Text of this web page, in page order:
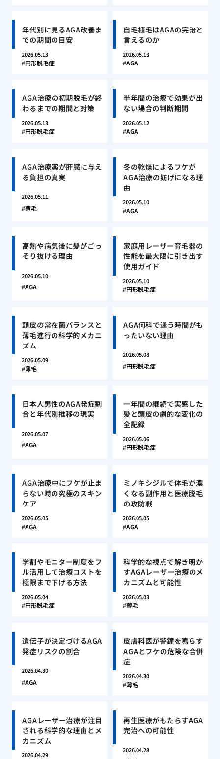
年代別に見るAGA改善ま
での期間の目安
2026.05.13
円形脱毛症
自毛植毛はAGAの完治と
言えるのか
2026.05.13
AGA
AGA治療の初期脱毛が終
わるまでの期間と対策
2026.05.13
円形脱毛症
半年間の治療で効果が出
ない場合の判断期間
2026.05.12
AGA
AGA治療薬が肝臓に与え
る負担の真実
2026.05.11
薄毛
冬の乾燥によるフケが
AGA治療の妨げになる理
由
2026.05.10
AGA
高熱や病気後に髪がごっ
そり抜ける理由
2026.05.10
AGA
家庭用レーザー育毛器の
性能を最大限に引き出す
使用ガイド
2026.05.10
円形脱毛症
頭皮の常在菌バランスと
薄毛進行の科学的メカニ
ズム
2026.05.09
薄毛
AGA何科で迷う時間がも
ったいない理由
2026.05.08
円形脱毛症
日本人男性のAGA発症割
合と年代別推移の現実
2026.05.07
AGA
一年間の継続で実感した
髪と頭皮の劇的な変化の
全記録
2026.05.06
円形脱毛症
AGA治療中にフケが止ま
らない時の究極のスキン
ケア
2026.05.05
AGA
ミノキシジルで体毛が濃
くなる副作用と医療脱毛
の攻防戦
2026.05.05
AGA
学割やモニター制度をフ
ル活用して治療コストを
極限まで下げる方法
2026.05.04
円形脱毛症
科学的な視点で解き明か
すAGAレーザー治療のメ
カニズムと可能性
2026.05.03
薄毛
遺伝子が決定づけるAGA
発症リスクの割合
2026.04.30
AGA
皮膚科医が警鐘を鳴らす
AGAとフケの危険な合併
症
2026.04.30
薄毛
AGAレーザー治療が注目
される科学的な理由とメ
カニズム
2026.04.29
再生医療がもたらすAGA
完治への可能性
2026.04.28